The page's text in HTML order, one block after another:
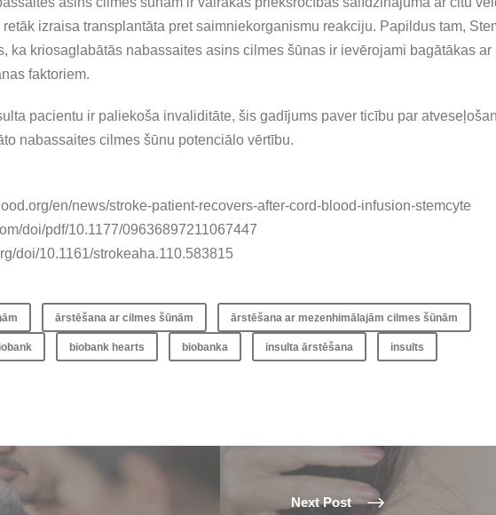
izraisa transplantāta pret saimniekorganismu reakciju. Papildus tam,
ka kriosaglabātās nabassaites asins cilmes šūnas ir ievērojami bagātākas ar
faktoriem.
pacientu ir paliekoša invaliditāte, šis gadījums paver ticību par
nabassaites cilmes šūnu potenciālo vērtību.
en/news/stroke-patient-recovers-after-cord-blood-infusion-stemcyte
doi/pdf/10.1177/09636897211067447
doi/10.1161/strokeaha.110.583815
ārstēšana ar cilmes šūnām ārstēšana ar mezenhimālajām cilmes šūnām
biobank hearts biobanka insulta ārstēšana insults
Next Post